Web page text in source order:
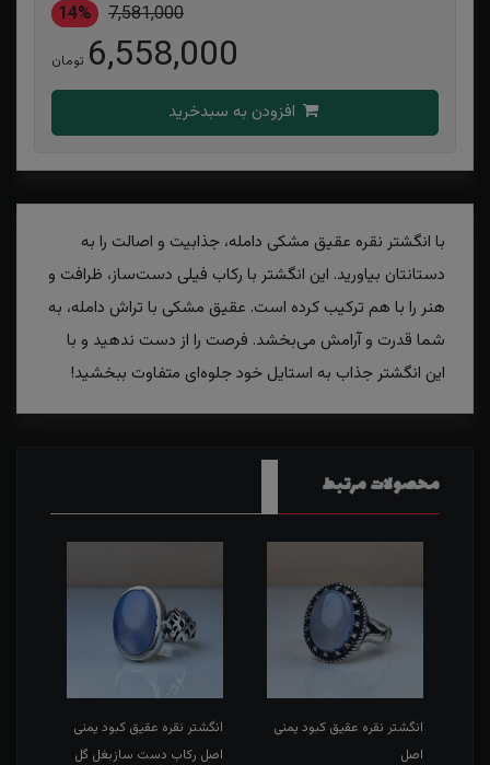
7,581,000
14%
6,558,000 تومان
با انگشتر نقره عقیق مشکی دامله، جذابیت و اصالت را به
دستانتان بیاورید. این انگشتر با رکاب فیلی دست‌ساز، ظرافت و
هنر را با هم ترکیب کرده است. عقیق مشکی با تراش دامله، به
شما قدرت و آرامش می‌بخشد. فرصت را از دست ندهید و با
این انگشتر جذاب به استایل خود جلوه‌ای متفاوت ببخشید!
محصولات مرتبط
انگشتر نقره عقیق کبود یمنی
اصل
انگشتر نقره عقیق کبود یمنی
اصل رکاب دست سازبغل گل